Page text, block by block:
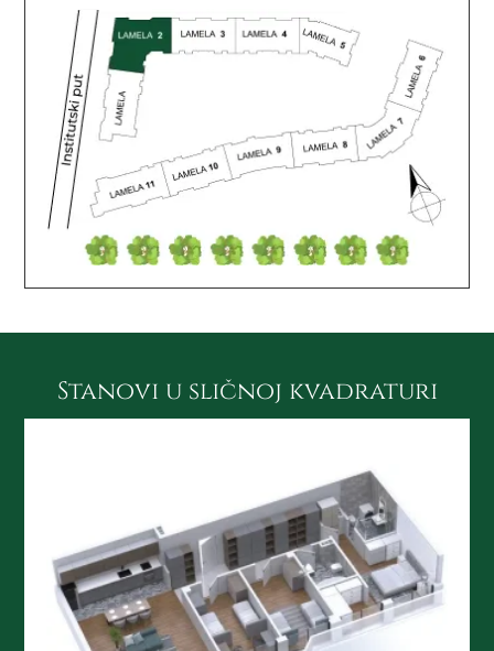
Stanovi u sličnoj kvadraturi